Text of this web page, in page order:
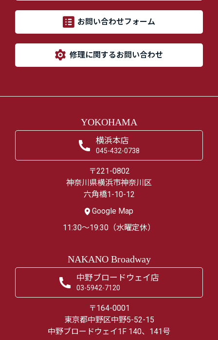
お問い合わせフォーム
修理に関するお問い合わせ
YOKOHAMA
横浜本店
045-432-0738
〒221-0802
神奈川県横浜市神奈川区
六角橋1-10-12
Google Map
11:30～19:30（水曜定休）
NAKANO Broadway
中野ブロードウェイ店
03-5942-7120
〒164-0001
東京都中野区中野5-52-15
中野ブロードウェイ1F 140、141号